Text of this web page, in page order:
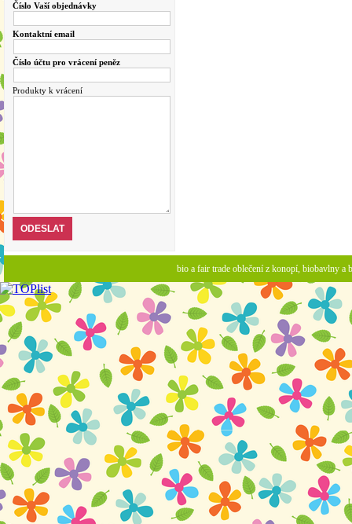
Číslo Vaší objednávky
Kontaktní email
Číslo účtu pro vrácení peněz
Produkty k vrácení
bio a fair trade oblečení z konopí, biobavlny a